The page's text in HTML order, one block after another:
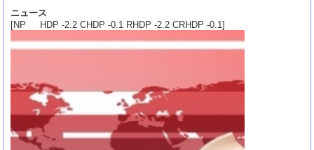
ニュース
[NP HDP -2.2 CHDP -0.1 RHDP -2.2 CRHDP -0.1]